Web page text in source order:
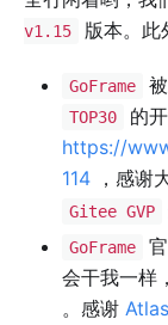
v1.15
版本。此
GoFrame 被
TOP30
的
https://
114 ，感谢
Gitee GVP
GoFrame
会干我一样
。感谢